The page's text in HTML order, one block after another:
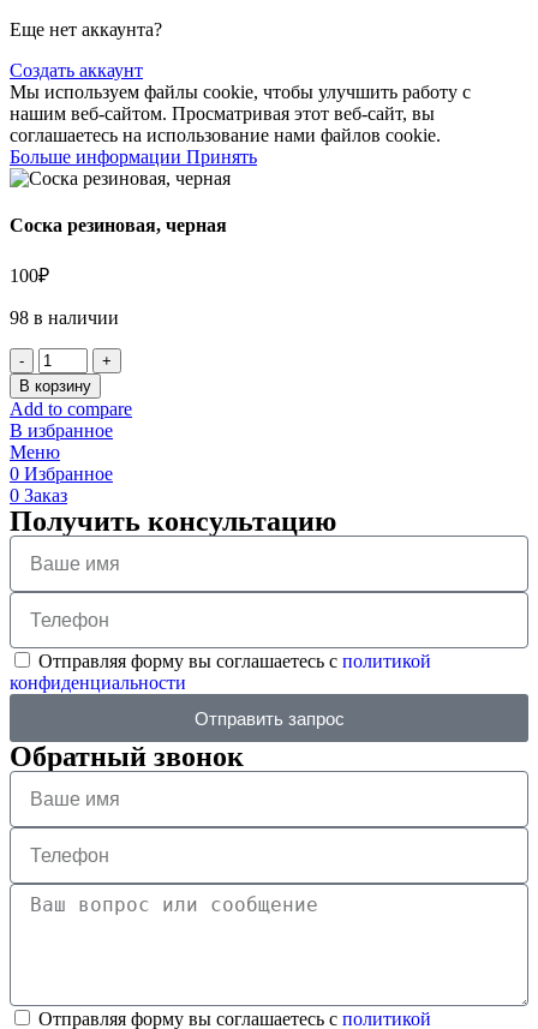
Еще нет аккаунта?
Создать аккаунт
Мы используем файлы cookie, чтобы улучшить работу с
нашим веб-сайтом. Просматривая этот веб-сайт, вы
соглашаетесь на использование нами файлов cookie.
Больше информации Принять
Соска резиновая, черная
100₽
98 в наличии
В корзину
Add to compare
В избранное
Меню
0 Избранное
0 Заказ
Получить консультацию
Отправляя форму вы соглашаетесь с политикой
конфиденциальности
Отправить запрос
Обратный звонок
Отправляя форму вы соглашаетесь с политикой